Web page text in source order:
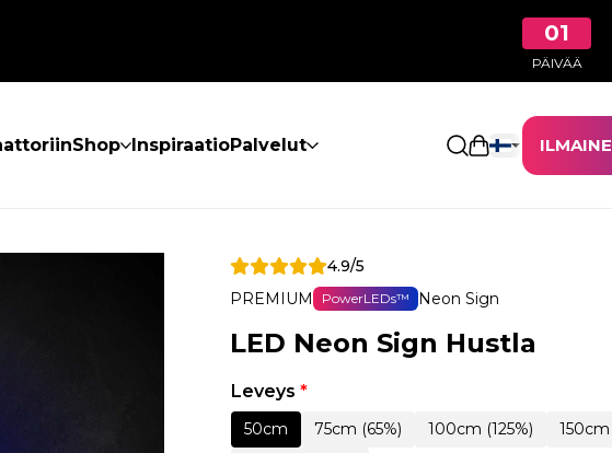
01
PÄIVÄÄ
Shop InspiraatioPalvelut Avaa ostoskori
4.9/5
PREMIUM
PowerLEDs™ Neon Sign
LED Neon Sign Hustla
Leveys *
50cm 75cm (65%) 100cm (125%)